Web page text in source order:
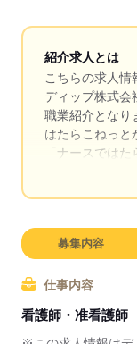
紹介求人とは
こちらの求人情
ディップ株式会
職業紹介となり
はたらこねっと
「ナースでは
求職中の看護師
キャリアアド
日本最大級の求
介。
募集内容
仕事内容
看護師・准看護師